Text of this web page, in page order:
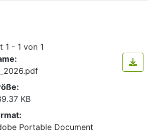
1 - 1 von 1
KB
Portable Document